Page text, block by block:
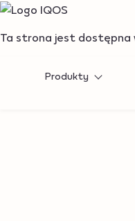
Ta strona jest dostępna
Produkty